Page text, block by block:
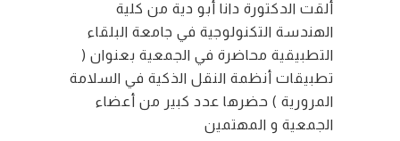
ألقت الدكتورة دانا أبو دية من كلية
الهندسة التكنولوجية في جامعة البلقاء
التطبيقية محاضرة في الجمعية بعنوان (
تطبيقات أنظمة النقل الذكية في السلامة
المرورية ) حضرها عدد كبير من أعضاء
الجمعية و المهتمين